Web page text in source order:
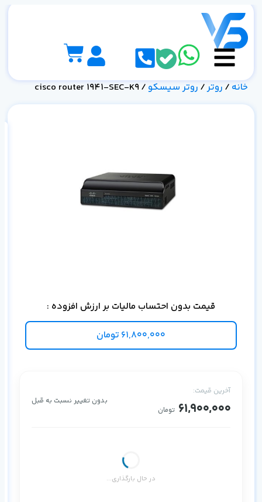
خانه / روتر/ روتر سیسکو/ cisco router 1941-SEC-K9
قیمت بدون احتساب مالیات بر ارزش افزوده :
61,800,000 تومان
آخرین قیمت:
61,900,000 تومان
بدون تغییر نسبت به قبل
در حال بارگذاری...